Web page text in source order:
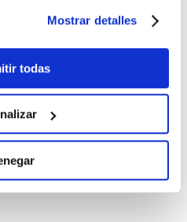
Mostrar detalles
todas
es la luminaria de
de hormigónPOOL HS
en ABS
tanto de
Cuenta con una
12W a 30W y una
Al ser una
ABS es especialmente